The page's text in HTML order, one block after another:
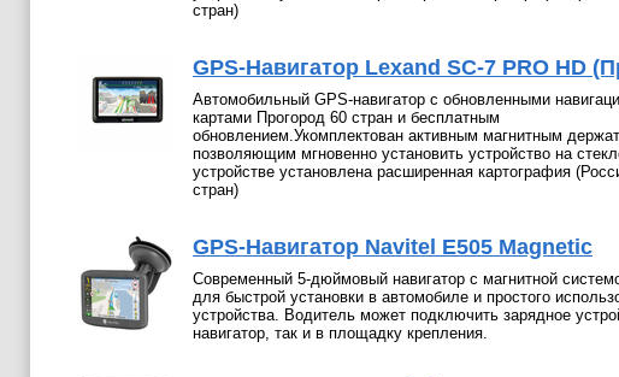
стран)
GPS-Навигатор Lexand SC-7 PRO HD
Автомобильный GPS-навигатор с обновленными
картами Прогород 60 стран и бесплатным
обновлением.Укомплектован активным магнитным
позволяющим мгновенно установить устройство на
устройстве установлена расширенная картография
стран)
GPS-Навигатор Navitel E505 Magnetic
Современный 5-дюймовый навигатор с магнитной
для быстрой установки в автомобиле и простого
устройства. Водитель может подключить зарядное
навигатор, так и в площадку крепления.